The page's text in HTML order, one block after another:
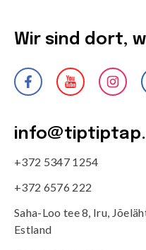
Wir sind dort,
+372 5347 1254
+372 6576 222
Saha-Loo tee 8, Iru,
Estland